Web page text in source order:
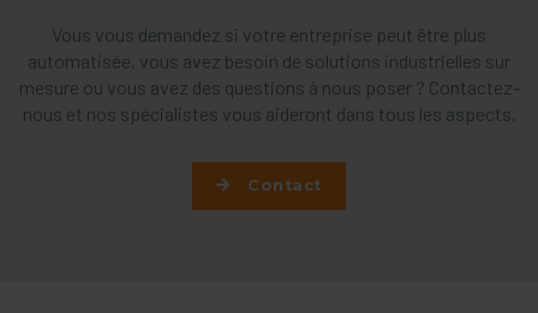
Vous vous demandez si votre entreprise peut être plus
automatisée, vous avez besoin de solutions industrielles sur
mesure ou vous avez des questions à nous poser ? Contactez-
nous et nos spécialistes vous aideront dans tous les aspects.
Contact